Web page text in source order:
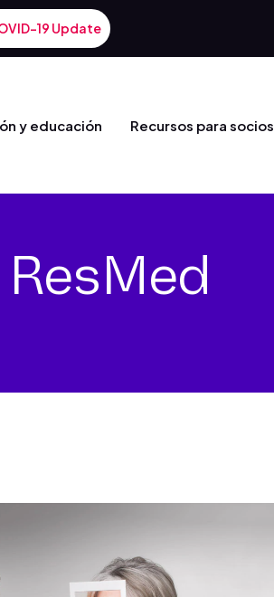
19 Update
y educación Recursos para socios